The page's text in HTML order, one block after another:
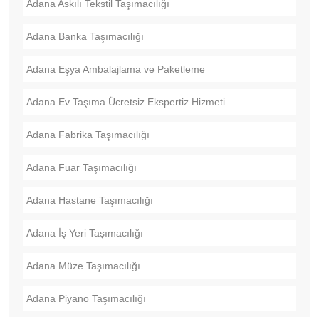
Adana Askılı Tekstil Taşımacılığı
Adana Banka Taşımacılığı
Adana Eşya Ambalajlama ve Paketleme
Adana Ev Taşıma Ücretsiz Ekspertiz Hizmeti
Adana Fabrika Taşımacılığı
Adana Fuar Taşımacılığı
Adana Hastane Taşımacılığı
Adana İş Yeri Taşımacılığı
Adana Müze Taşımacılığı
Adana Piyano Taşımacılığı